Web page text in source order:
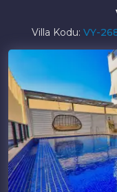
Villa Kodu: VY-